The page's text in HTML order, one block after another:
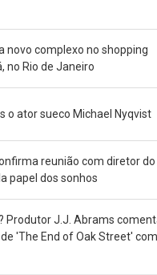
novo complexo no shopping
no Rio de Janeiro
o ator sueco Michael Nyqvist
reunião com diretor
papel dos sonhos
Produtor J.J. Abrams
'The End of Oak Street'